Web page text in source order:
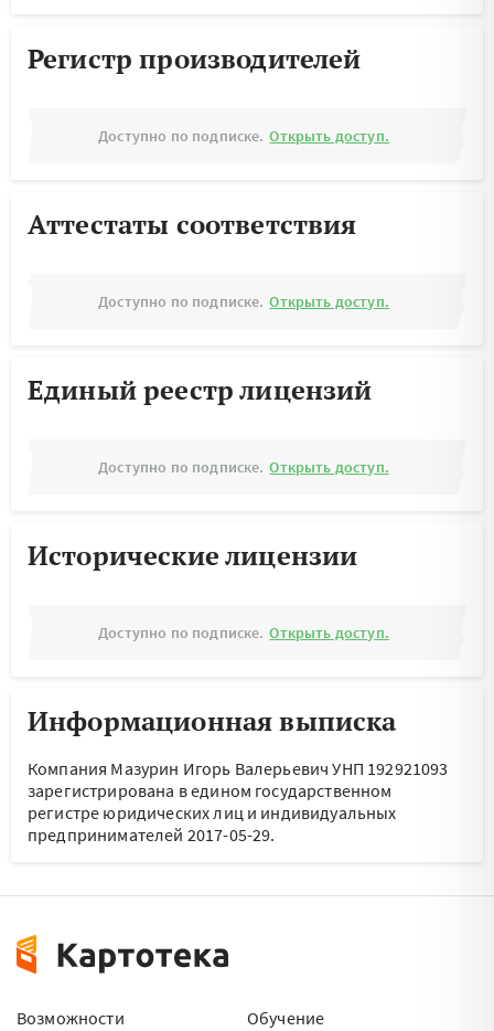
Регистр производителей
Доступно по подписке. Открыть доступ.
Аттестаты соответствия
Доступно по подписке. Открыть доступ.
Единый реестр лицензий
Доступно по подписке. Открыть доступ.
Исторические лицензии
Доступно по подписке. Открыть доступ.
Информационная выписка
Компания Мазурин Игорь Валерьевич УНП 192921093
зарегистрирована в едином государственном
регистре юридических лиц и индивидуальных
предпринимателей 2017-05-29.
Возможности
Обучение